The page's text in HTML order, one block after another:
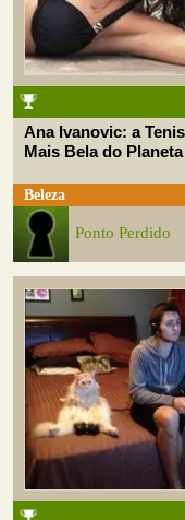
Ana Ivanovic: a
Mais Bela do Planeta
Beleza
Ponto Perdido